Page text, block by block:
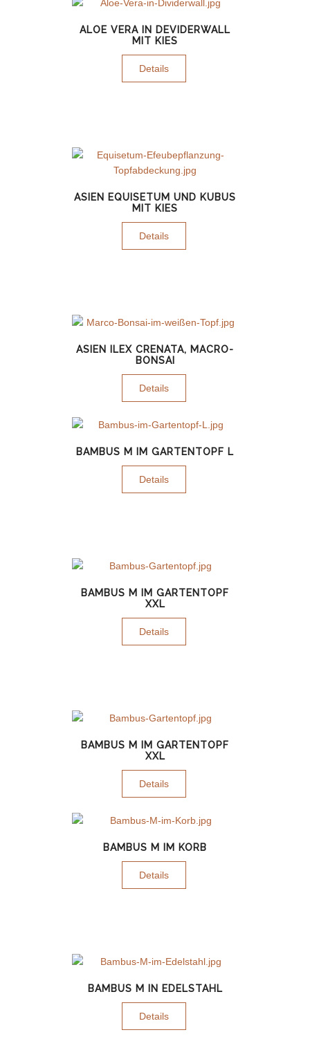
ALOE VERA IN DEVIDERWALL
MIT KIES
Details
ASIEN EQUISETUM UND KUBUS
MIT KIES
Details
ASIEN ILEX CRENATA, MACRO-
BONSAI
Details
BAMBUS M IM GARTENTOPF L
Details
BAMBUS M IM GARTENTOPF
XXL
Details
BAMBUS M IM GARTENTOPF
XXL
Details
BAMBUS M IM KORB
Details
BAMBUS M IN EDELSTAHL
Details